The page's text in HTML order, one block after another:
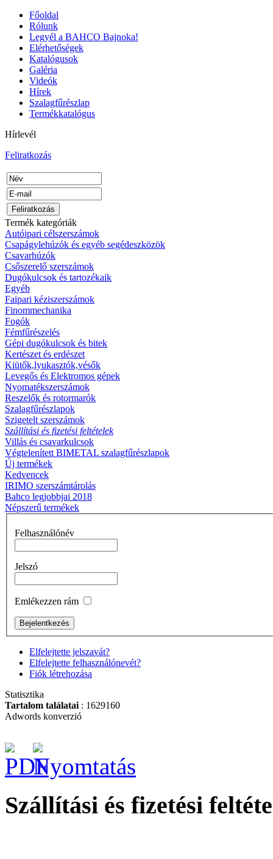
Főoldal
Rólunk
Legyél a BAHCO Bajnoka!
Elérhetőségek
Katalógusok
Galéria
Videók
Hírek
Szalagfűrészlap
Termékkatalógus
Hírlevél
Feliratkozás
Termék kategóriák
Autóipari célszerszámok
Csapágylehúzók és egyéb segédeszközök
Csavarhúzók
Csőszerelő szerszámok
Dugókulcsok és tartozékaik
Egyéb
Faipari kéziszerszámok
Finommechanika
Fogók
Fémfűrészelés
Gépi dugókulcsok és bitek
Kertészet és erdészet
Kiütők,lyukasztók,vésők
Levegős és Elektromos gépek
Nyomatékszerszámok
Reszelők és rotormarók
Szalagfűrészlapok
Szigetelt szerszámok
Szállítási és fizetési feltételek
Villás és csavarkulcsok
Végtelenített BIMETAL szalagfűrészlapok
Új termékek
Kedvencek
IRIMO szerszámtárolás
Bahco legjobbjai 2018
Népszerű termékek
Felhasználónév
Jelszó
Emlékezzen rám
Elfelejtette jelszavát?
Elfelejtette felhasználónevét?
Fiók létrehozása
Statisztika
Tartalom találatai : 1629160
Adwords konverzió
Szállítási és fizetési